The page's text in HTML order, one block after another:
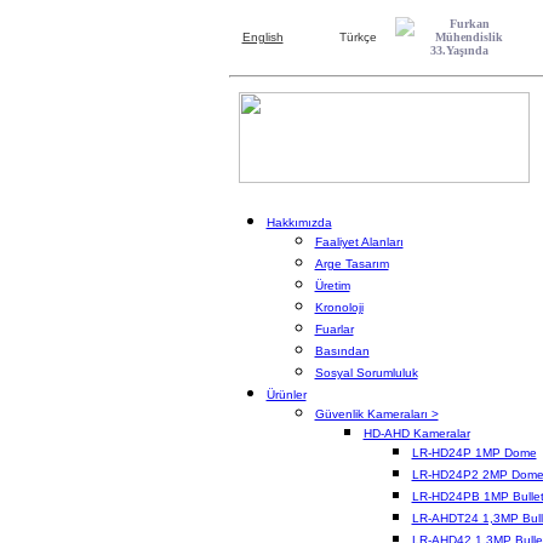
English Türkçe
Hakkımızda
Faaliyet Alanları
Arge Tasarım
Üretim
Kronoloji
Fuarlar
Basından
Sosyal Sorumluluk
Ürünler
Güvenlik Kameraları >
HD-AHD Kameralar
LR-HD24P 1MP Dome
LR-HD24P2 2MP Dome
LR-HD24PB 1MP Bullet
LR-AHDT24 1,3MP
LR-AHD42 1,3MP